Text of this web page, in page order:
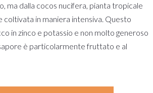
ma dalla cocos nucifera, pianta tropicale
coltivata in maniera intensiva. Questo
in zinco e potassio e non molto generoso
è particolarmente fruttato e al